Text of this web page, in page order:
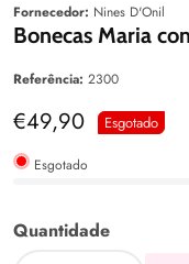
Fornecedor: Nines D'Onil
Bonecas Maria
Referência: 2300
Preço
normal
€49,90 Esgotado
Esgotado
Quantidade